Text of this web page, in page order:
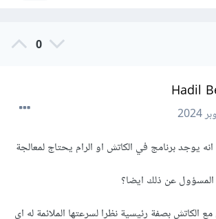
0
Hadil
عن ذلك ايضا؟
الكاتش بصفة رئيسية نظرا لسرعتها الملائمة له اي